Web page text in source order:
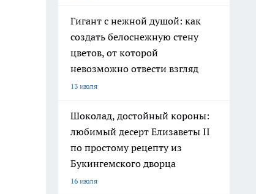
Гигант с нежной душой: как
создать белоснежную стену
цветов, от которой
невозможно отвести взгляд
13 июля
Шоколад, достойный короны:
любимый десерт Елизаветы II
по простому рецепту из
Букингемского дворца
16 июля